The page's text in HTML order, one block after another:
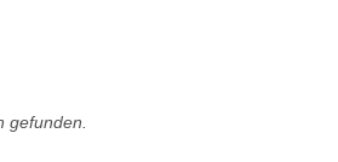
gefunden.